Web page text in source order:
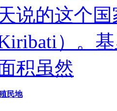
说的这个
）。
积虽然
民地